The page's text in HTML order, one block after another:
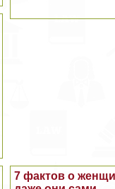
7 фактов о